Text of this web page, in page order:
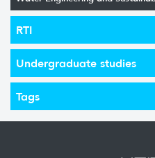
RTI
Undergraduate studies
Tags